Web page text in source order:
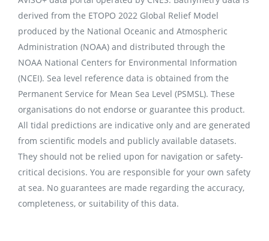
derived from the ETOPO 2022 Global Relief Model
produced by the National Oceanic and Atmospheric
Administration (NOAA) and distributed through the
NOAA National Centers for Environmental Information
(NCEI). Sea level reference data is obtained from the
Permanent Service for Mean Sea Level (PSMSL). These
organisations do not endorse or guarantee this product.
All tidal predictions are indicative only and are generated
from scientific models and publicly available datasets.
They should not be relied upon for navigation or safety-
critical decisions. You are responsible for your own safety
at sea. No guarantees are made regarding the accuracy,
completeness, or suitability of this data.